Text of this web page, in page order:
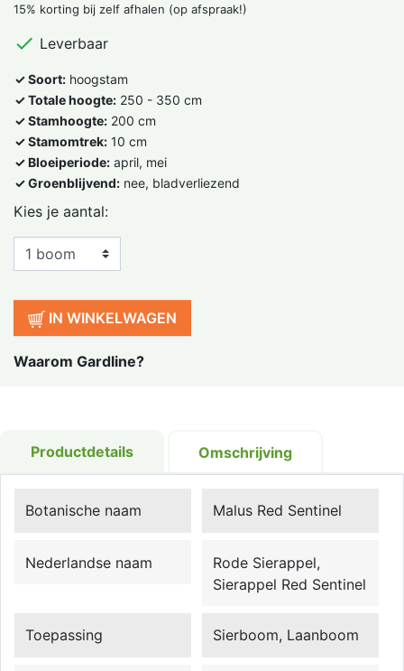
15% korting bij zelf afhalen (op afspraak!)
 Leverbaar
✓ Soort: hoogstam
✓ Totale hoogte: 250 - 350 cm
✓ Stamhoogte: 200 cm
✓ Stamomtrek: 10 cm
✓ Bloeiperiode: april, mei
✓ Groenblijvend: nee, bladverliezend
Kies je aantal:
IN WINKELWAGEN
Waarom Gardline?
Productdetails Omschrijving
Botanische naam Malus Red Sentinel
Nederlandse naam
Rode Sierappel,
Sierappel Red Sentinel
Toepassing Sierboom, Laanboom